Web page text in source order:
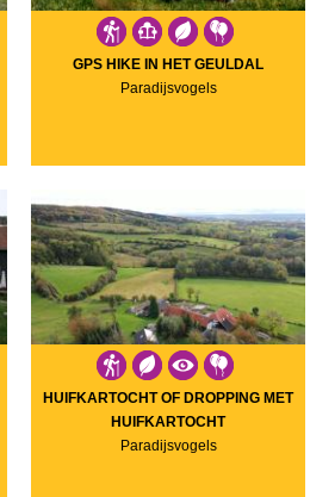
GPS HIKE IN HET GEULDAL
Paradijsvogels
HUIFKARTOCHT OF DROPPING MET
HUIFKARTOCHT
Paradijsvogels